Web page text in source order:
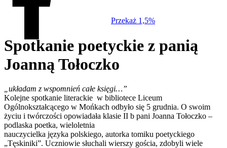
Przekaż 1,5%
Spotkanie poetyckie z panią
Joanną Tołoczko
„układam z wspomnień całe księgi…”
Kolejne spotkanie literackie w bibliotece Liceum
Ogólnokształcącego w Mońkach odbyło się 5 grudnia. O swoim
życiu i twórczości opowiadała klasie II b pani Joanna Tołoczko –
podlaska poetka, wieloletnia
nauczycielka języka polskiego, autorka tomiku poetyckiego
„Tęskiniki”. Uczniowie słuchali wierszy gościa, zdobyli wiele